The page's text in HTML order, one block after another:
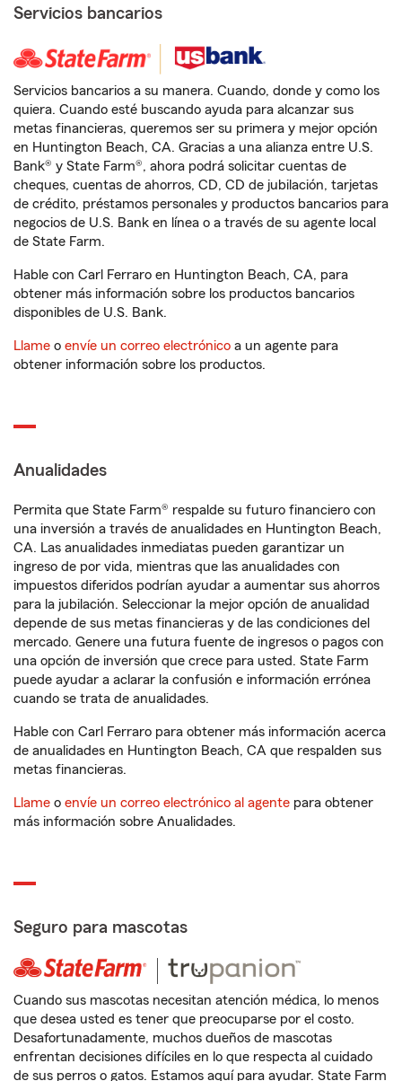
Servicios bancarios
Servicios bancarios a su manera. Cuando, donde y como los
quiera. Cuando esté buscando ayuda para alcanzar sus
metas financieras, queremos ser su primera y mejor opción
en Huntington Beach, CA. Gracias a una alianza entre U.S.
Bank® y State Farm®, ahora podrá solicitar cuentas de
cheques, cuentas de ahorros, CD, CD de jubilación, tarjetas
de crédito, préstamos personales y productos bancarios para
negocios de U.S. Bank en línea o a través de su agente local
de State Farm.
Hable con Carl Ferraro en Huntington Beach, CA, para
obtener más información sobre los productos bancarios
disponibles de U.S. Bank.
Llame o envíe un correo electrónico a un agente para
obtener información sobre los productos.
Anualidades
Permita que State Farm® respalde su futuro financiero con
una inversión a través de anualidades en Huntington Beach,
CA. Las anualidades inmediatas pueden garantizar un
ingreso de por vida, mientras que las anualidades con
impuestos diferidos podrían ayudar a aumentar sus ahorros
para la jubilación. Seleccionar la mejor opción de anualidad
depende de sus metas financieras y de las condiciones del
mercado. Genere una futura fuente de ingresos o pagos con
una opción de inversión que crece para usted. State Farm
puede ayudar a aclarar la confusión e información errónea
cuando se trata de anualidades.
Hable con Carl Ferraro para obtener más información acerca
de anualidades en Huntington Beach, CA que respalden sus
metas financieras.
Llame o envíe un correo electrónico al agente para obtener
más información sobre Anualidades.
Seguro para mascotas
Cuando sus mascotas necesitan atención médica, lo menos
que desea usted es tener que preocuparse por el costo.
Desafortunadamente, muchos dueños de mascotas
enfrentan decisiones difíciles en lo que respecta al cuidado
de sus perros o gatos. Estamos aquí para ayudar. State Farm